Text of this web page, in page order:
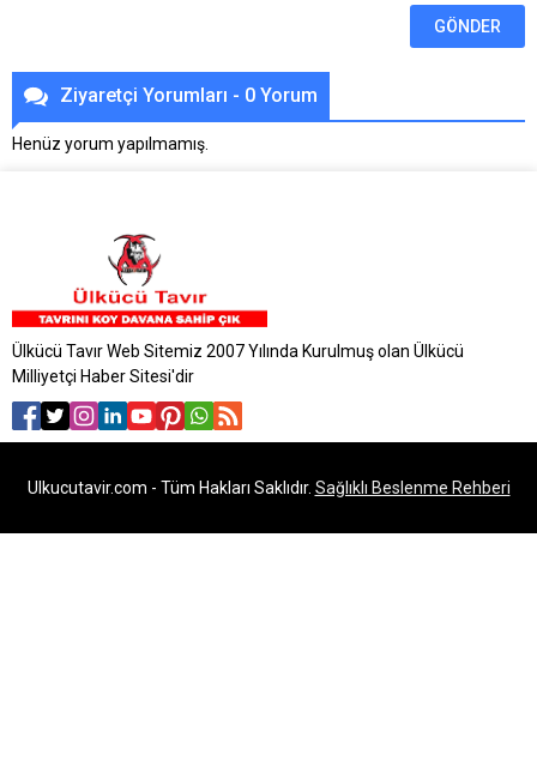
Ziyaretçi Yorumları - 0 Yorum
Henüz yorum yapılmamış.
Ülkücü Tavır Web Sitemiz 2007 Yılında Kurulmuş olan Ülkücü
Milliyetçi Haber Sitesi'dir
Ulkucutavir.com - Tüm Hakları Saklıdır. Sağlıklı Beslenme Rehberi